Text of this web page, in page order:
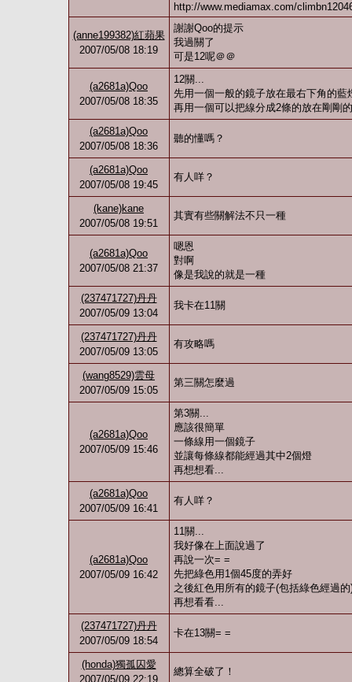
http://www.mediamax.com/
(anne199382)紅蘋果
2007/05/08 18:19
謝謝Qoo的提示
我過關了
可是12呢＠＠
(a2681a)Qoo
2007/05/08 18:35
12關...
先用一個一般的鏡子放在最右下角的藍
再用一個可以把線分成2條的放在剛剛
(a2681a)Qoo
2007/05/08 18:36
聽的懂嗎？
(a2681a)Qoo
2007/05/08 19:45
有人咩？
(kane)kane
2007/05/08 19:51
其實有些關解法不只一種
(a2681a)Qoo
2007/05/08 21:37
嗯恩
對啊
像是我說的就是一種
(237471727)丹丹
2007/05/09 13:04
我卡在11關
(237471727)丹丹
2007/05/09 13:05
有攻略嗎
(wang8529)雲母
2007/05/09 15:05
第三關怎麼過
(a2681a)Qoo
2007/05/09 15:46
第3關...
應該很簡單
一條線用一個鏡子
並讓每條線都能經過其中2個燈
再想想看...
(a2681a)Qoo
2007/05/09 16:41
有人咩？
(a2681a)Qoo
2007/05/09 16:42
11關...
我好像在上面說過了
再說一次= =
先把綠色用1個45度的弄好
之後紅色用所有的鏡子(包括綠色經過的
再想看看...
(237471727)丹丹
2007/05/09 18:54
卡在13關= =
(honda)獨孤囚愛
2007/05/09 22:19
總算全破了！